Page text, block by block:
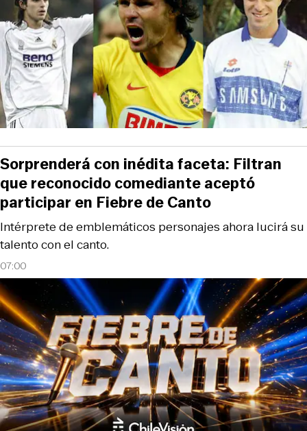
07:00
Intérprete de emblemáticos personajes ahora lucirá su
talento con el canto.
Sorprenderá con inédita faceta: Filtran
que reconocido comediante aceptó
participar en Fiebre de Canto